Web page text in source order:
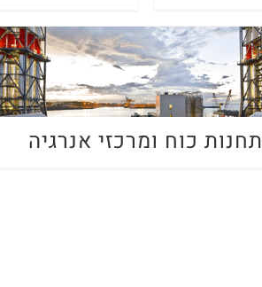
תחנות כוח ומרכזי אנרגיה